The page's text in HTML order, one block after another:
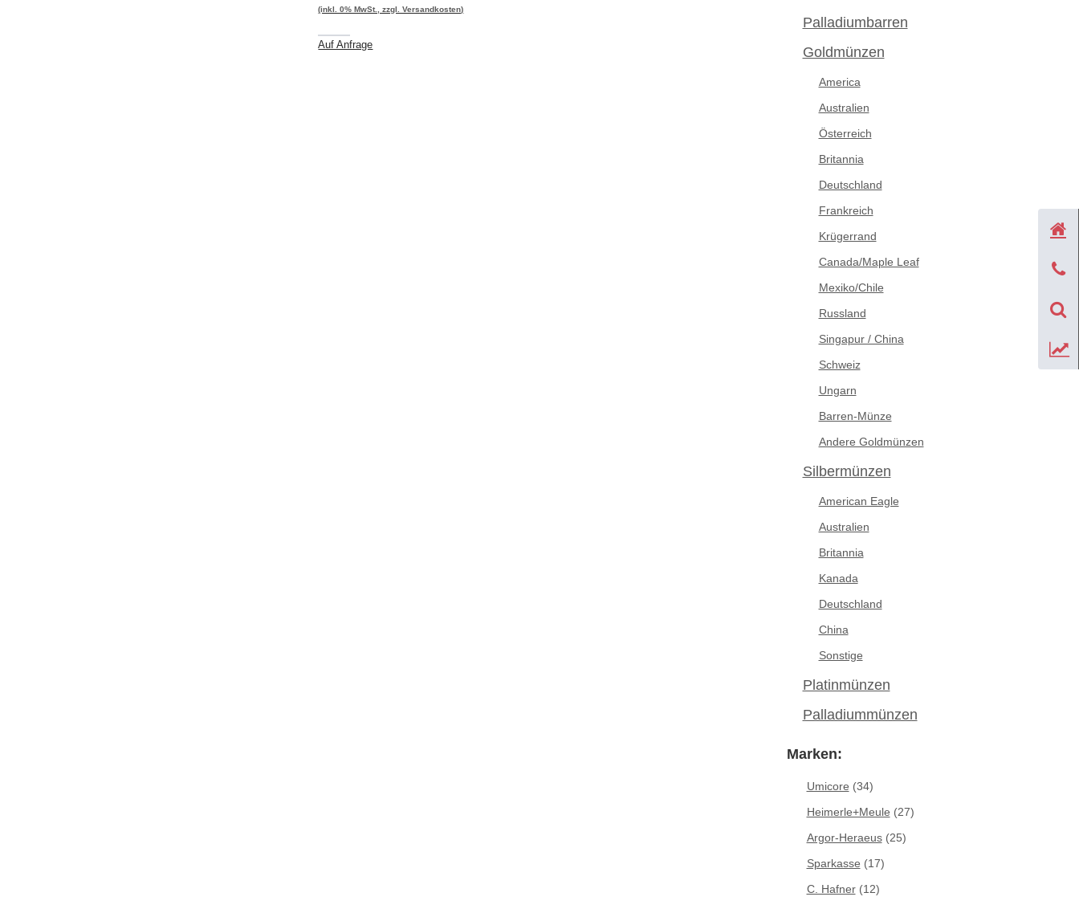
(inkl. 0% MwSt., zzgl. Versandkosten)
Auf Anfrage
Palladiumbarren
Goldmünzen
America
Australien
Österreich
Britannia
Deutschland
Frankreich
Krügerrand
Canada/Maple Leaf
Mexiko/Chile
Russland
Singapur / China
Schweiz
Ungarn
Barren-Münze
Andere Goldmünzen
Silbermünzen
American Eagle
Australien
Britannia
Kanada
Deutschland
China
Sonstige
Platinmünzen
Palladiummünzen
Marken:
Umicore (34)
Heimerle+Meule (27)
Argor-Heraeus(25)
Sparkasse (17)
C. Hafner(12)